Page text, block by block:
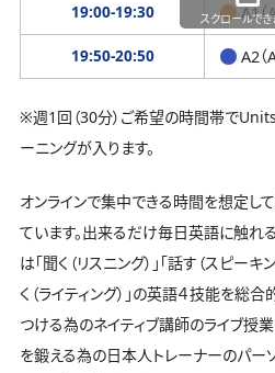
19:00-19:30 A1
19:50-20:50 A2
スクロールでき
※週1回（30分）ご希望の時間帯で
ーニングが入ります。
オンラインで集中できる時間を想定
ています。出来るだけ毎日英語に触れ
は「聞く（リスニング）」「話す（スピーキ
く（ライティング）」の英語４技能を
つける為のネイティブ講師のライブ授業
を鍛える為の日本人トレーナーのパー